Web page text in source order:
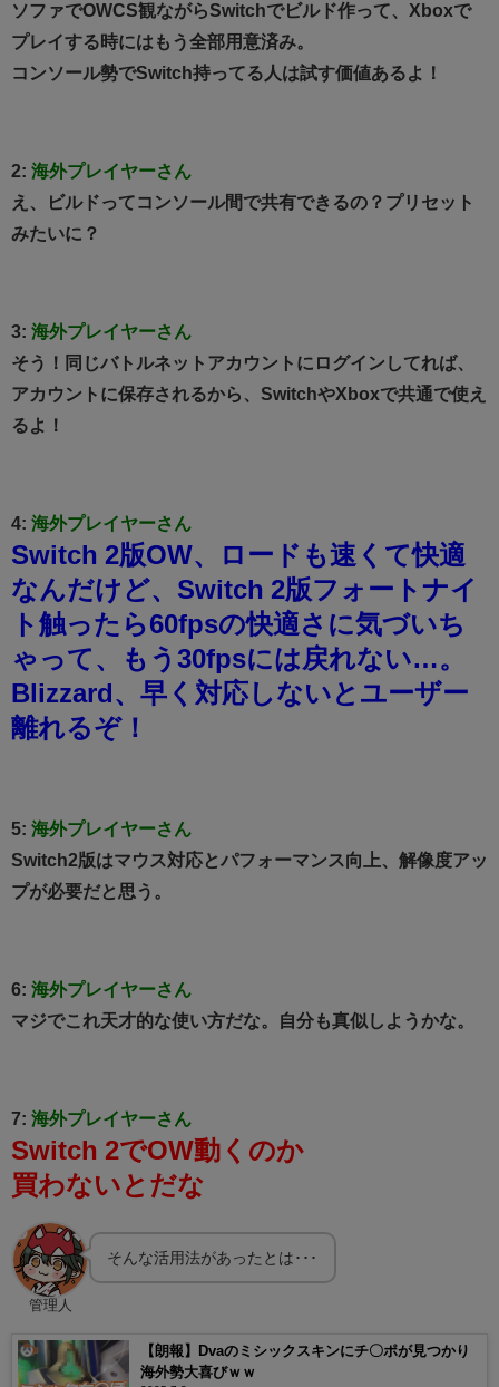
ソファでOWCS観ながらSwitchでビルド作って、Xboxで
プレイする時にはもう全部用意済み。
コンソール勢でSwitch持ってる人は試す価値あるよ！
2: 海外プレイヤーさん
え、ビルドってコンソール間で共有できるの？プリセット
みたいに？
3: 海外プレイヤーさん
そう！同じバトルネットアカウントにログインしてれば、
アカウントに保存されるから、SwitchやXboxで共通で使え
るよ！
4: 海外プレイヤーさん
Switch 2版OW、ロードも速くて快適
なんだけど、Switch 2版フォートナイ
ト触ったら60fpsの快適さに気づいち
ゃって、もう30fpsには戻れない…。
Blizzard、早く対応しないとユーザー
離れるぞ！
5: 海外プレイヤーさん
Switch2版はマウス対応とパフォーマンス向上、解像度アッ
プが必要だと思う。
6: 海外プレイヤーさん
マジでこれ天才的な使い方だな。自分も真似しようかな。
7: 海外プレイヤーさん
Switch 2でOW動くのか
買わないとだな
管理人
そんな活用法があったとは･･･
【朗報】Dvaのミシックスキンにチ〇ポが見つかり
海外勢大喜びｗｗ